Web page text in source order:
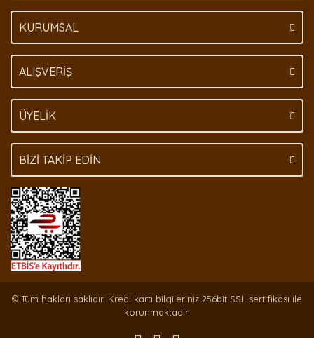
KURUMSAL
ALIŞVERİŞ
ÜYELİK
BİZİ TAKİP EDİN
© Tüm hakları saklıdır. Kredi kartı bilgileriniz 256bit SSL sertifikası ile
korunmaktadır.